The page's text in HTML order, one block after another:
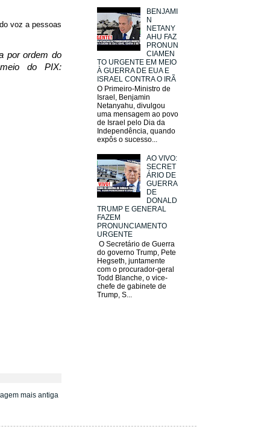
voz a pessoas
por ordem do
do PIX:
mais antiga
BENJAMI
N
NETANY
AHU FAZ
PRONUN
CIAMEN
TO URGENTE EM MEIO
À GUERRA DE EUA E
ISRAEL CONTRA O IRÃ
O Primeiro-Ministro de
Israel, Benjamin
Netanyahu, divulgou
uma mensagem ao povo
de Israel pelo Dia da
Independência, quando
expôs o sucesso...
AO VIVO:
SECRET
ÁRIO DE
GUERRA
DE
DONALD
TRUMP E GENERAL
FAZEM
PRONUNCIAMENTO
URGENTE
O Secretário de Guerra
do governo Trump, Pete
Hegseth, juntamente
com o procurador-geral
Todd Blanche, o vice-
chefe de gabinete de
Trump, S...